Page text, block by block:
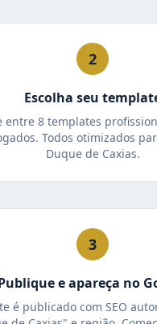
2
Escolha seu
entre 8 templates
Todos otimizados
Duque de Caxias.
3
e apareça no
é publicado com SEO